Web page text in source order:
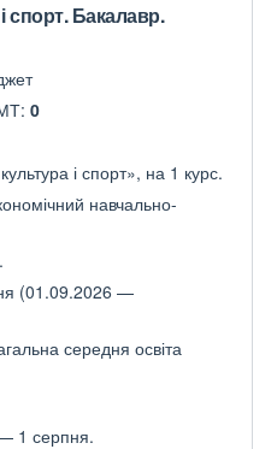
спорт. Бакалавр.
0
і спорт», на 1 курс.
навчально-
(01.09.2026 —
середня освіта
1 серпня.